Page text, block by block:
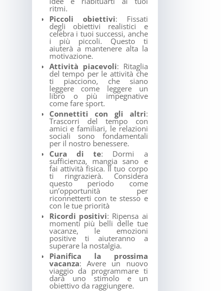
ritmi.
Piccoli obiettivi: Fissati
degli obiettivi realistici e
celebra i tuoi successi, anche
i più piccoli. Questo ti
aiuterà a mantenere alta la
motivazione.
Attività piacevoli: Ritaglia
del tempo per le attività che
ti piacciono, che siano
leggere come leggere un
libro o più impegnative
come fare sport.
Connettiti con gli altri:
Trascorri del tempo con
amici e familiari, le relazioni
sociali sono fondamentali
per il nostro benessere.
Cura di te: Dormi a
sufficienza, mangia sano e
fai attività fisica. Il tuo corpo
ti ringrazierà. Considera
questo periodo come
un’opportunità per
riconnetterti con te stesso e
con le tue priorità
Ricordi positivi: Ripensa ai
momenti più belli delle tue
vacanze, le emozioni
positive ti aiuteranno a
superare la nostalgia.
Pianifica la prossima
vacanza: Avere un nuovo
viaggio da programmare ti
darà uno stimolo e un
obiettivo da raggiungere.